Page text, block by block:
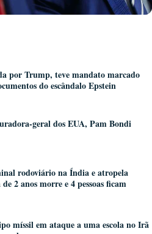
por Trump, teve mandato marcado
do escândalo Epstein
geral dos EUA, Pam Bondi
rodoviário na Índia e atropela
2 anos morre e 4 pessoas ficam
míssil em ataque a uma escola no Irã